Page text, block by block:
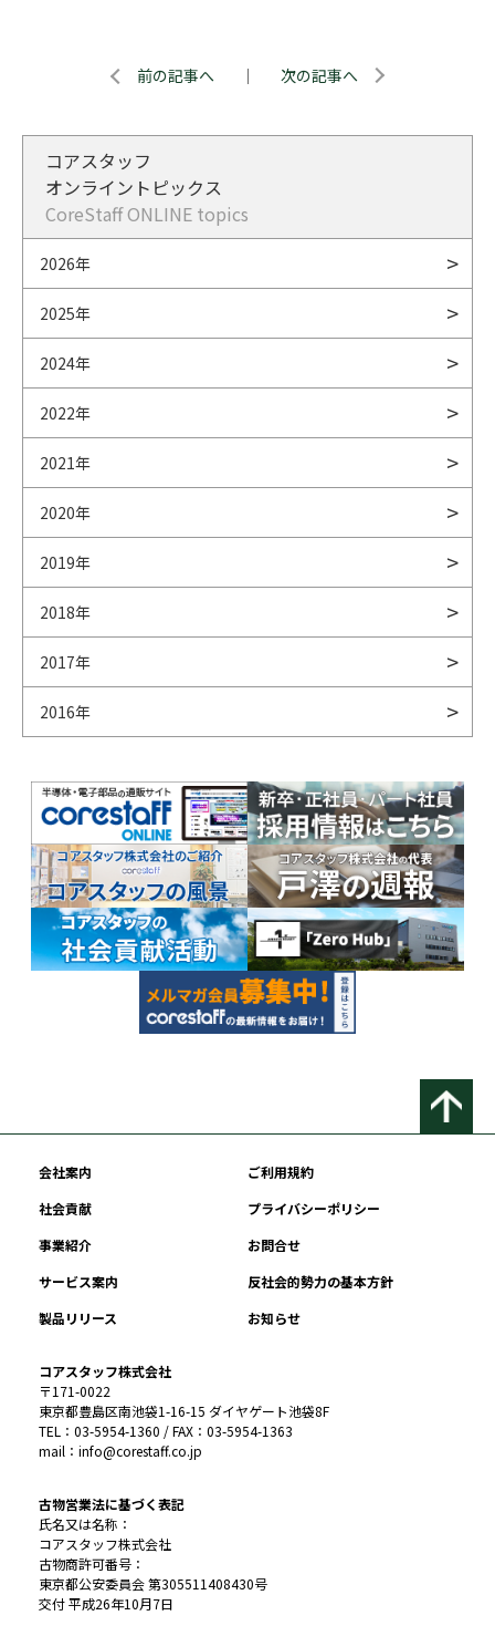
前の記事へ ｜ 次の記事へ
コアスタッフ
オンライントピックス
CoreStaff ONLINE topics
2026年
2025年
2024年
2022年
2021年
2020年
2019年
2018年
2017年
2016年
会社案内
ご利用規約
社会貢献
プライバシーポリシー
事業紹介
お問合せ
サービス案内
反社会的勢力の基本方針
製品リリース
お知らせ
コアスタッフ株式会社
〒171-0022
東京都豊島区南池袋1-16-15 ダイヤゲート池袋8F
TEL：03-5954-1360 / FAX：03-5954-1363
mail：info@corestaff.co.jp
古物営業法に基づく表記
氏名又は名称：
コアスタッフ株式会社
古物商許可番号：
東京都公安委員会 第305511408430号
交付 平成26年10月7日